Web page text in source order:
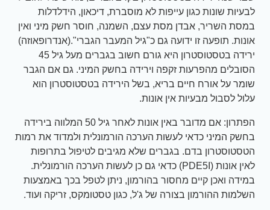
לבעיות שונות כגון עייפות לא מוסברת, דיכאון, הידלדלות
במסת השריר, אבדן מסת עצם, השמנה, חוסר חשק מיני ואין
אונות. תופעה זו ידועה גם כ"גיל המעבר הגברי".(אנדרופאוזה)
ירידה בטסטוסטרון היא גורם חשוב בגברים מעל גיל 45
הסובלים מהפרעות זקפה וירידה בחשק המיני. גם אם הגבר
שומר על אורח חיים בריא, בשל הירידה בטסטוסטרון הוא
עלול לסבול מבעיות אין אונות.
הפתרון: אם מדובר באין אונות לאחר גיל 50 המלווה בירידה
בחשק המיני כדאי לעשות הערכה הורמונלית ולמדוד את רמות
הטסטוסטרון בדם. בגברים שלא מגיבים לטיפול בתרופות
לאין אונות (PDE5I) כדאי גם כן לעשות הערכה הורמונלית.
במידה ואכן קיים מחסור בהורמון, ניתן לטפל בכך באמצעות
השלמות ההורמון בצורה של ג'ל, כגון טסטומקס, זריקה ועוד.